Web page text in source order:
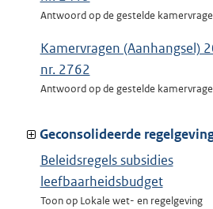
Antwoord op de gestelde
Kamervragen (Aanhangsel)
nr. 2762
Antwoord op de gestelde
Geconsolideerde
Beleidsregels subsidies
leefbaarheidsbudget
Toon op Lokale wet- en regelgeving